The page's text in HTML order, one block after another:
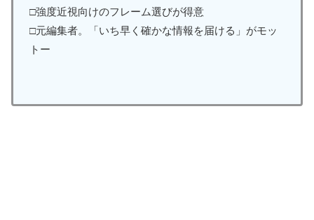
□強度近視向けのフレーム選びが得意
□元編集者。「いち早く確かな情報を届ける」がモッ
トー